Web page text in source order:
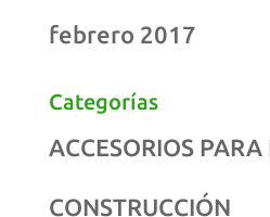
febrero 2017
Categorías
ACCESORIOS PARA
CONSTRUCCIÓN